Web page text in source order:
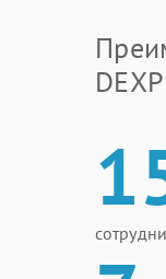
DEXP